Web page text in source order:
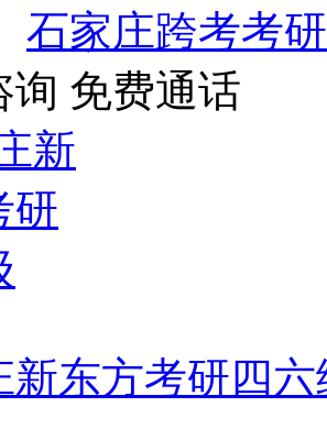
石家庄跨考考
询 免费通话
新东方考研四六